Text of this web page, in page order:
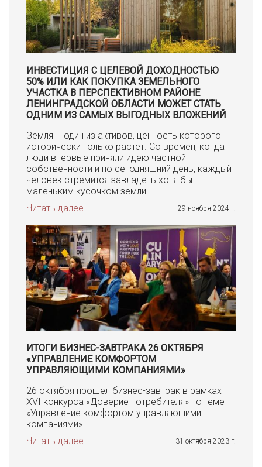
ИНВЕСТИЦИЯ С ЦЕЛЕВОЙ ДОХОДНОСТЬЮ
50% ИЛИ КАК ПОКУПКА ЗЕМЕЛЬНОГО
УЧАСТКА В ПЕРСПЕКТИВНОМ РАЙОНЕ
ЛЕНИНГРАДСКОЙ ОБЛАСТИ МОЖЕТ СТАТЬ
ОДНИМ ИЗ САМЫХ ВЫГОДНЫХ ВЛОЖЕНИЙ
Земля – один из активов, ценность которого
исторически только растет. Со времен, когда
люди впервые приняли идею частной
собственности и по сегодняшний день, каждый
человек стремится завладеть хотя бы
маленьким кусочком земли.
Читать далее
29 ноября 2024 г.
ИТОГИ БИЗНЕС-ЗАВТРАКА 26 ОКТЯБРЯ
«УПРАВЛЕНИЕ КОМФОРТОМ
УПРАВЛЯЮЩИМИ КОМПАНИЯМИ»
26 октября прошел бизнес-завтрак в рамках
XVI конкурса «Доверие потребителя» по теме
«Управление комфортом управляющими
компаниями».
Читать далее
31 октября 2023 г.